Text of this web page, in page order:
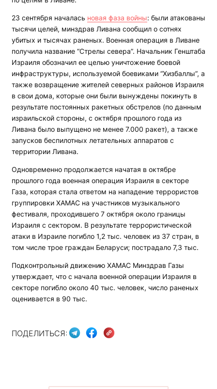
23 сентября началась новая фаза войны: были атакованы
тысячи целей, минздрав Ливана сообщил о сотнях
убитых и тысячах раненых. Военная операция в Ливане
получила название “Стрелы севера”. Начальник Генштаба
Израиля обозначил ее целью уничтожение боевой
инфраструктуры, используемой боевиками “Хизбаллы”, а
также возвращение жителей северных районов Израиля
в свои дома, которые они были вынуждены покинуть в
результате постоянных ракетных обстрелов (по данным
израильской стороны, с октября прошлого года из
Ливана было выпущено не менее 7.000 ракет), а также
запусков беспилотных летательных аппаратов с
территории Ливана.
Одновременно продолжается начатая в октябре
прошлого года военная операция Израиля в секторе
Газа, которая стала ответом на нападение террористов
группировки ХАМАС на участников музыкального
фестиваля, проходившего 7 октября около границы
Израиля с сектором. В результате террористической
атаки в Израиле погибло 1,2 тыс. человек из 37 стран, в
том числе трое граждан Беларуси; пострадало 7,3 тыс.
Подконтрольный движению ХАМАС Минздрав Газы
утверждает, что с начала военной операции Израиля в
секторе погибло около 40 тыс. человек, число раненых
оценивается в 90 тыс.
ПОДЕЛИТЬСЯ: